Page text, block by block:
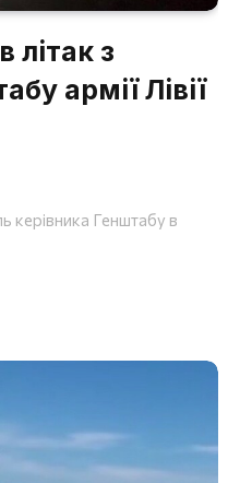
літак з
армії Лівії
керівника Генштабу в